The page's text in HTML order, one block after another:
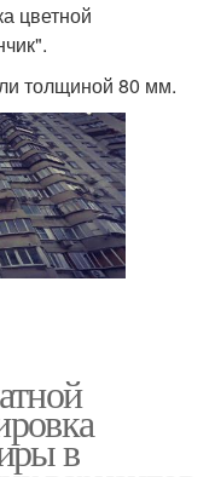
цветной
толщиной 80 мм.
в